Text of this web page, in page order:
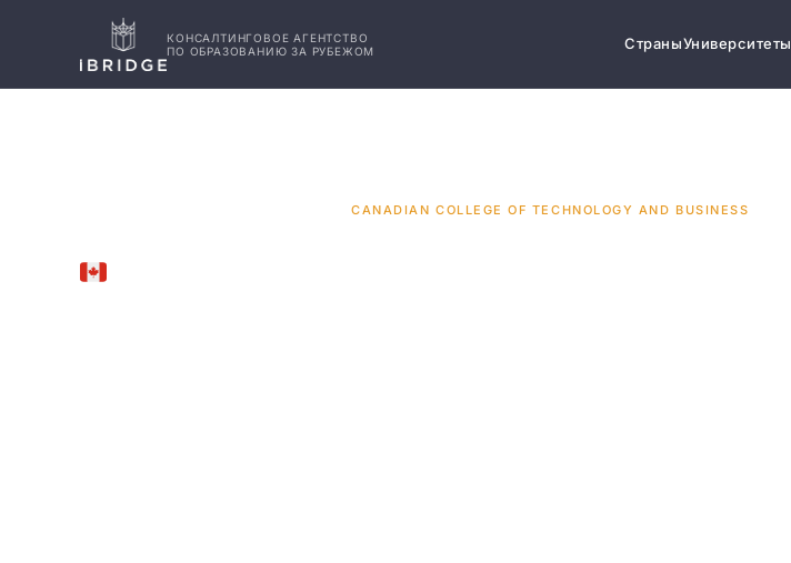
КОНСАЛТИНГОВОЕ АГЕНТСТВО
ПО ОБРАЗОВАНИЮ ЗА РУБЕЖОМ
СтраныУниверситеты
/CANADIAN COLLEGE OF TECHNOLOGY AND BUSINESS